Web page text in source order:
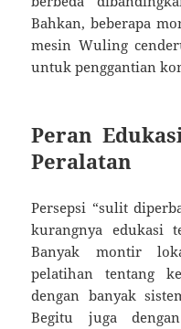
Bahkan, beberapa
mesin Wuling
untuk penggantian
Peran
Peralatan
Persepsi “sulit
kurangnya edukasi
Banyak montir
pelatihan tentang
dengan banyak
Begitu juga